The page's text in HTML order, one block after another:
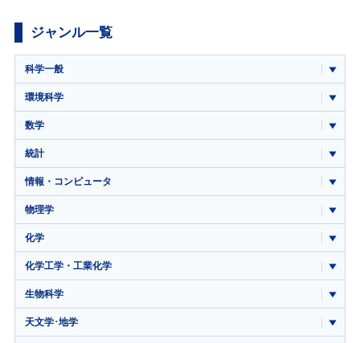
ジャンル一覧
科学一般
環境科学
数学
統計
情報・コンピュータ
物理学
化学
化学工学・工業化学
生物科学
天文学･地学